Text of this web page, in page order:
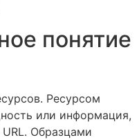
понятие
Ресурсом
или информация,
Образцами